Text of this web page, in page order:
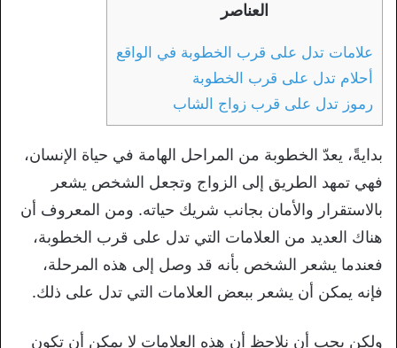
العناصر
علامات تدل على قرب الخطوبة في الواقع
أحلام تدل على قرب الخطوبة
رموز تدل على قرب زواج الشاب
بدايةً، يعدّ الخطوبة من المراحل الهامة في حياة الإنسان،
فهي تمهد الطريق إلى الزواج وتجعل الشخص يشعر
بالاستقرار والأمان بجانب شريك حياته. ومن المعروف أن
هناك العديد من العلامات التي تدل على قرب الخطوبة،
فعندما يشعر الشخص بأنه قد وصل إلى هذه المرحلة،
فإنه يمكن أن يشعر ببعض العلامات التي تدل على ذلك.
ولكن يجب أن نلاحظ أن هذه العلامات لا يمكن أن تكون